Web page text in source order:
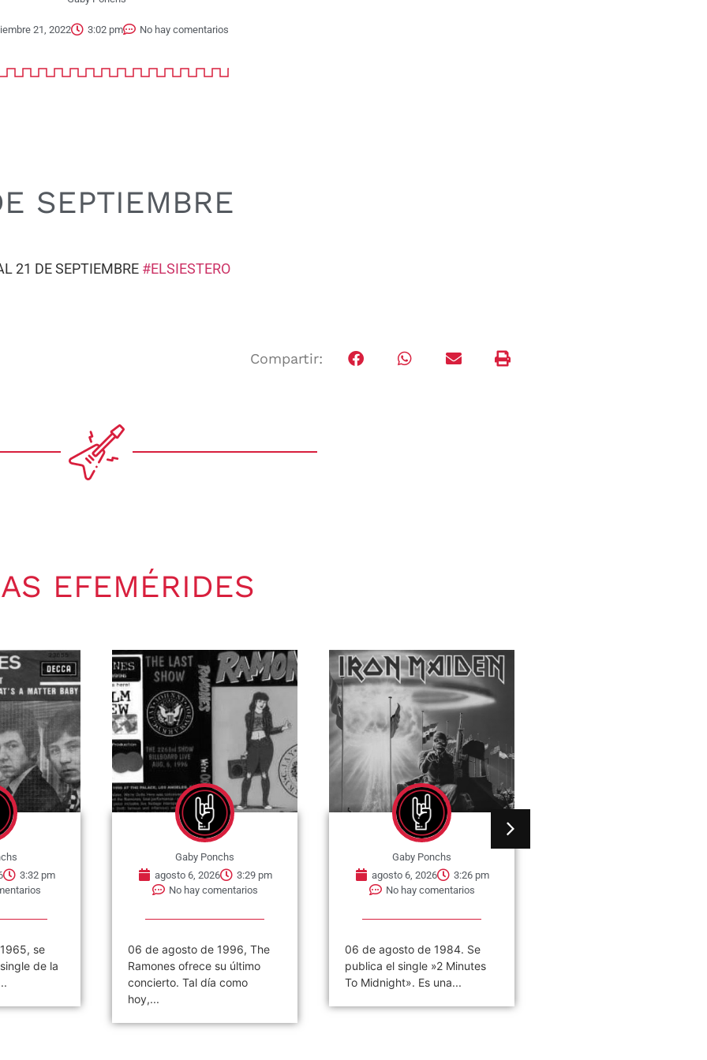
21, 2022 3:02 pm No hay comentarios
SEPTIEMBRE
21 DE SEPTIEMBRE #ELSIESTERO
Compartir:
EFEMÉRIDES
3:32 pm
se
de la
Gaby Ponchs
agosto 6, 2026
3:29 pm
No hay comentarios
06 de agosto de 1996, The
Ramones ofrece su último
concierto. Tal día como
hoy,...
Gaby Ponchs
agosto 6, 2026
3:26 pm
No hay comentarios
06 de agosto de 1984. Se
publica el single »2 Minutes
To Midnight». Es una...